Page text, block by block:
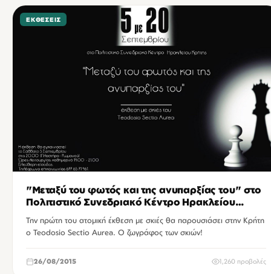
ΕΚΘΈΣΕΙΣ
"Μεταξύ του φωτός και της ανυπαρξίας του" στο
Πολιτιστικό Συνεδριακό Κέντρο Ηρακλείου
Κρήτης
Την πρώτη του ατομική έκθεση με σκιές θα παρουσιάσει στην Κρήτη
ο Teodosio Sectio Aurea. Ο ζωγράφος των σκιών!
26/08/2015 1,260 προβολές